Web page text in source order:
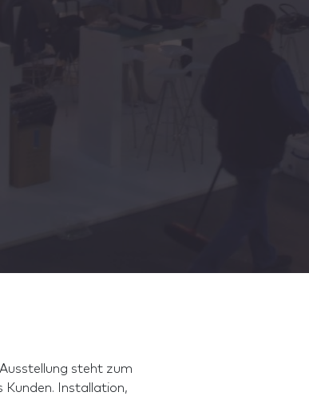
steht zum
Kunden. Installation,